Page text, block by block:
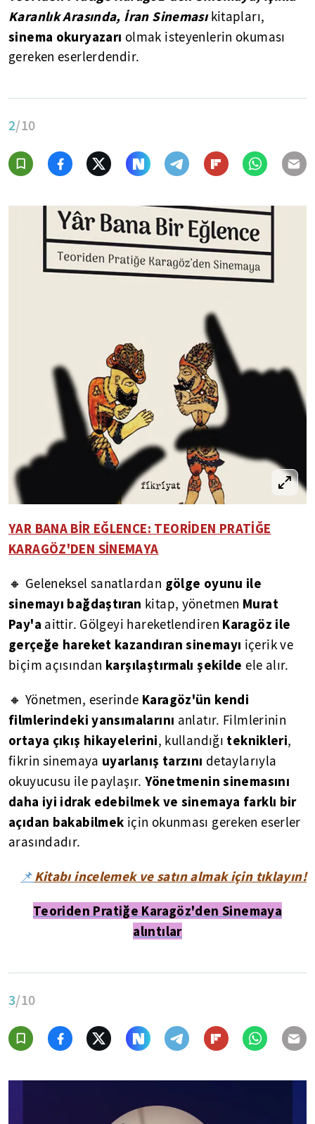
Karanlık Arasında, İran Sinemasıkitapları,
sinema okuryazarı olmak isteyenlerin okuması
gereken eserlerdendir.
2/10
YAR BANA BİR EĞLENCE: TEORİDEN PRATİĞE
KARAGÖZ'DEN SİNEMAYA
🔸 Geleneksel sanatlardan gölge oyunu ile
sinemayı bağdaştıran kitap, yönetmen Murat
Pay'a aittir. Gölgeyi hareketlendiren Karagöz ile
gerçeğe hareket kazandıran sinemayı içerik ve
biçim açısından karşılaştırmalı şekilde ele alır.
🔸 Yönetmen, eserinde Karagöz'ün kendi
filmlerindeki yansımalarını anlatır. Filmlerinin
ortaya çıkış hikayelerini, kullandığı teknikleri,
fikrin sinemaya uyarlanış tarzını detaylarıyla
okuyucusu ile paylaşır.Yönetmenin sinemasını
daha iyi idrak edebilmek ve sinemaya farklı bir
açıdan bakabilmek için okunması gereken eserler
arasındadır.
📌Kitabı incelemek ve satın almak için tıklayın!
Teoriden Pratiğe Karagöz'den Sinemaya
alıntılar
3/10